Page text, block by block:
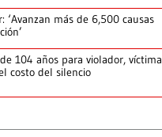
‘Avanzan más de 6,500 causas
104 años para violador, víctima
costo del silencio